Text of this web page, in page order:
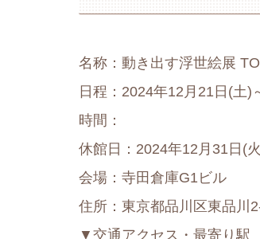
名称：動き出す浮世絵展
日程：2024年12月21日(土)
時間：
休館日：2024年12月31日(
会場：寺田倉庫G1ビル
住所：東京都品川区東品川
▼交通アクセス・最寄り駅